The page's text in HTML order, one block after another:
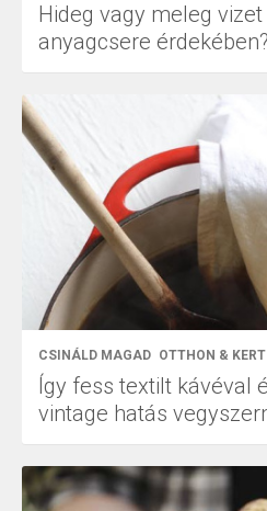
Hideg vagy meleg
anyagcsere érdekében?
CSINÁLD MAGAD OTTHON & KERT
Így fess textilt kávéval
vintage hatás